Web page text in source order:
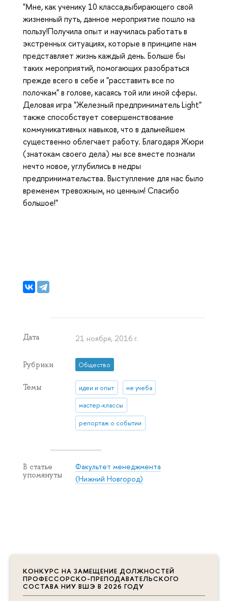
КОНКУРС НА ЗАМЕЩЕНИЕ ДОЛЖНОСТЕЙ
ПРОФЕССОРСКО-ПРЕПОДАВАТЕЛЬСКОГО
СОСТАВА НИУ ВШЭ В 2026 ГОДУ
"Мне, как ученику 10 класса,выбирающего свой
жизненный путь, данное мероприятие пошло на
пользу!Получила опыт и научилась работать в
экстренных ситуациях, которые в принципе нам
представляет жизнь каждый день. Больше бы
таких мероприятий, помогающих разобраться
прежде всего в себе и "расставить все по
полочкам" в голове, касаясь той или иной сферы.
Деловая игра "Железный предприниматель Light"
также способствует совершенствование
коммуникативных навыков, что в дальнейшем
существенно облегчает работу. Благодаря Жюри
(знатокам своего дела) мы все вместе познали
нечто новое, углубились в недры
предпринимательства. Выступление для нас было
временем тревожным, но ценным! Спасибо
большое!"
Дата 21 ноября, 2016 г.
Рубрики Общество
Темы идеи и опыт не учеба
мастер-классы
репортаж о событии
В статье
упомянуты
Факультет менеджмента
(Нижний Новгород)